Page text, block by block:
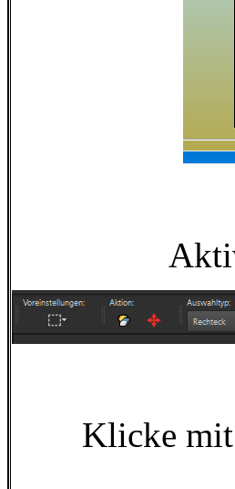
Klicke mit